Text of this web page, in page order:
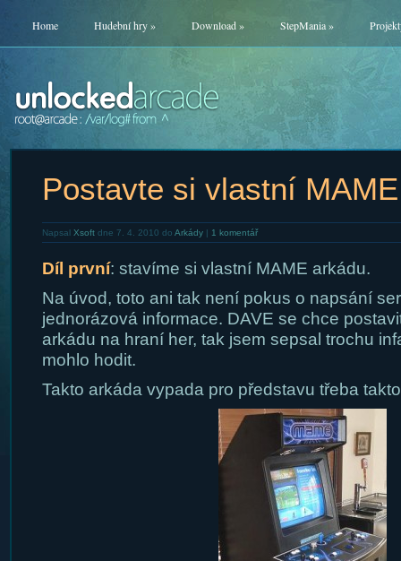
Home Hudební hry» Download» StepMania»
Postavte si vlastní
Napsal Xsoftdne 7. 4. 2010 do Arkády| 1 komentář
Díl první: stavíme si vlastní MAME arkádu.
Na úvod, toto ani tak není pokus o napsání
jednorázová informace. DAVE se chce
arkádu na hraní her, tak jsem sepsal trochu
mohlo hodit.
Takto arkáda vypada pro představu třeba